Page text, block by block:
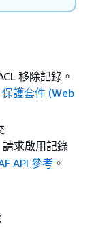
移除記錄。
保護套件 (Web
請求啟用記錄
API 參考 。